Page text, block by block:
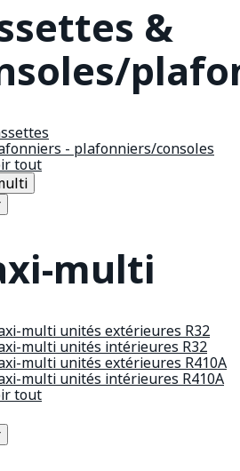
&
- plafonniers/consoles
tout
multi
multi unités extérieures R32
multi unités intérieures R32
multi unités extérieures R410A
multi unités intérieures R410A
tout